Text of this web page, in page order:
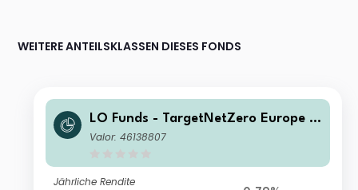
WEITERE ANTEILSKLASSEN DIESES FONDS
LO Funds - TargetNetZero Europe E
quity (EUR) Multi-Curr Hedged IA
Valor: 46138807
Jährliche Rendite